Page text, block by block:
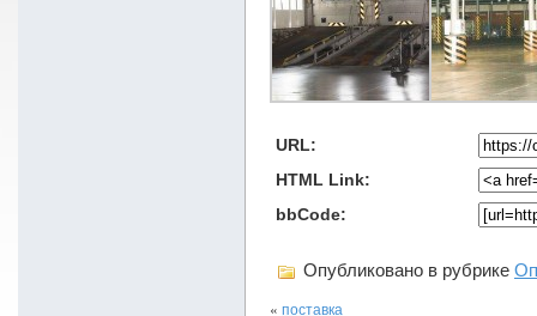
URL:
HTML Link:
bbCode:
Опубликовано в рубрике
« поставка